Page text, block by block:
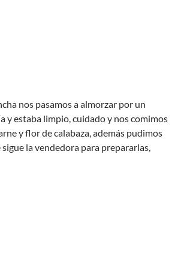
nos pasamos a almorzar por un
y estaba limpio, cuidado y nos comimos
y flor de calabaza, además pudimos
la vendedora para prepararlas,